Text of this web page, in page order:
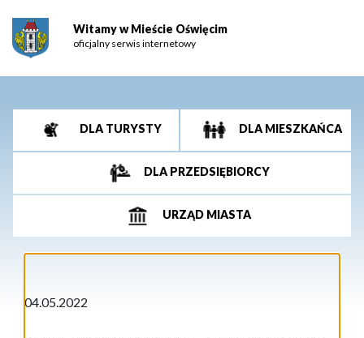
Witamy w Mieście Oświęcim
oficjalny serwis internetowy
DLA TURYSTY DLA MIESZKAŃCA
DLA PRZEDSIĘBIORCY
URZĄD MIASTA
04.05.2022